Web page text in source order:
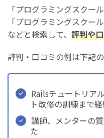
「プログラミングスク
「プログラミングスク
などと検索して、 評判や
評判・口コミの例は下記の
Railsチュートリア
ト改修の訓練まで
講師、メンターの
た